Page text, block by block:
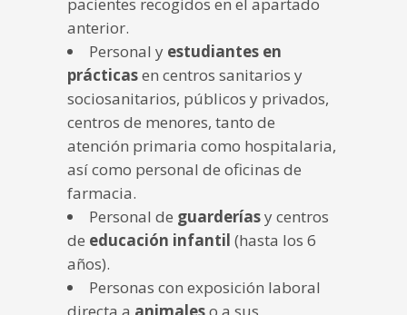
anterior.
Personal y estudiantes en
prácticasen centros sanitarios y
sociosanitarios, públicos y privados,
centros de menores, tanto de
atención primaria como hospitalaria,
así como personal de oficinas de
farmacia.
Personal de guarderíasy centros
de educación infantil (hasta los 6
años).
Personas con exposición laboral